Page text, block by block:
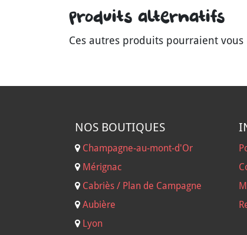
Produits alternatifs
Ces autres produits pourraient vous
NOS BOUTIQUES
Champagne-au-mont-d'Or
Mérignac
Cabriès / Plan de Campagne
Aubière
Lyon